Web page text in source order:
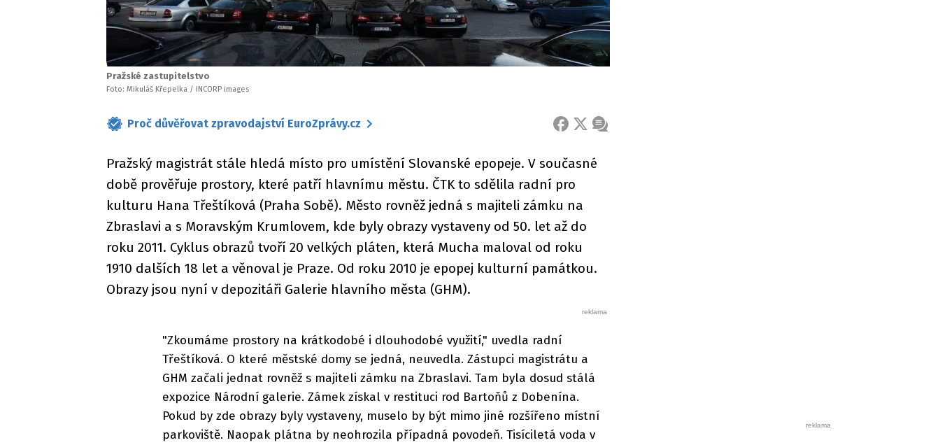
Pražské zastupitelstvo
Foto: Mikuláš Křepelka / INCORP images
Proč důvěřovat zpravodajství EuroZprávy.cz FACEBOOK
X ZPRÁVA
Pražský magistrát stále hledá místo pro umístění Slovanské epopeje. V současné
době prověřuje prostory, které patří hlavnímu městu. ČTK to sdělila radní pro
kulturu Hana Třeštíková (Praha Sobě). Město rovněž jedná s majiteli zámku na
Zbraslavi a s Moravským Krumlovem, kde byly obrazy vystaveny od 50. let až do
roku 2011. Cyklus obrazů tvoří 20 velkých pláten, která Mucha maloval od roku
1910 dalších 18 let a věnoval je Praze. Od roku 2010 je epopej kulturní památkou.
Obrazy jsou nyní v depozitáři Galerie hlavního města (GHM).
"Zkoumáme prostory na krátkodobé i dlouhodobé využití," uvedla radní
Třeštíková. O které městské domy se jedná, neuvedla. Zástupci magistrátu a
GHM začali jednat rovněž s majiteli zámku na Zbraslavi. Tam byla dosud stálá
expozice Národní galerie. Zámek získal v restituci rod Bartoňů z Dobenína.
Pokud by zde obrazy byly vystaveny, muselo by být mimo jiné rozšířeno místní
parkoviště. Naopak plátna by neohrozila případná povodeň. Tisíciletá voda v